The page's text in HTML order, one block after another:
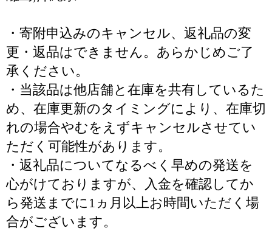
・寄附申込みのキャンセル、返礼品の変
更・返品はできません。あらかじめご了
承ください。
・当該品は他店舗と在庫を共有しているた
め、在庫更新のタイミングにより、在庫切
れの場合やむをえずキャンセルさせてい
ただく可能性があります。
・返礼品についてなるべく早めの発送を
心がけておりますが、入金を確認してか
ら発送までに1ヵ月以上お時間いただく場
合がございます。